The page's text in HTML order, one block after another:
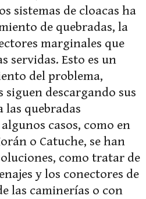
sistemas de cloacas ha
de quebradas, la
marginales que
servidas. Esto es un
del problema,
siguen descargando sus
las quebradas
casos, como en
o Catuche, se han
como tratar de
y los conectores de
las caminerías o con